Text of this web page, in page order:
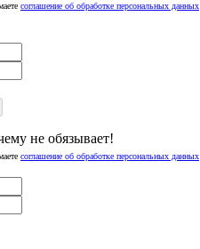
соглашение об обработке персональных данных
не обязывает!
соглашение об обработке персональных данных